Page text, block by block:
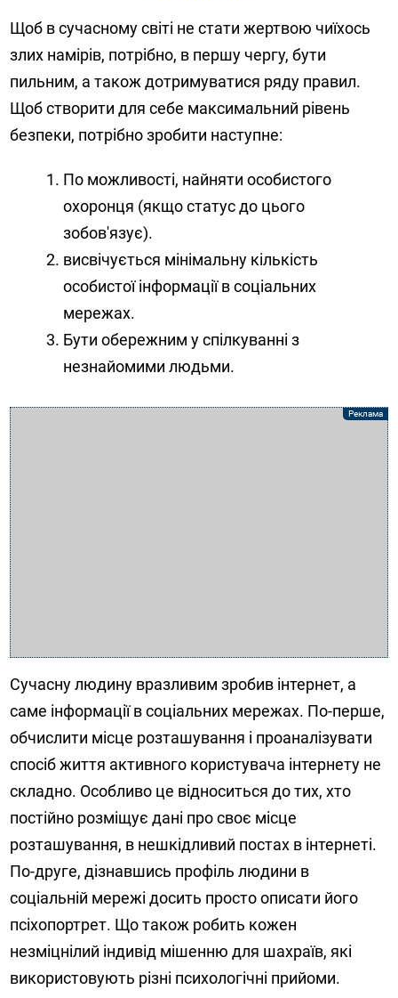
Щоб в сучасному світі не стати жертвою чиїхось
злих намірів, потрібно, в першу чергу, бути
пильним, а також дотримуватися ряду правил.
Щоб створити для себе максимальний рівень
безпеки, потрібно зробити наступне:
По можливості, найняти особистого
охоронця (якщо статус до цього
зобов'язує).
висвічується мінімальну кількість
особистої інформації в соціальних
мережах.
Бути обережним у спілкуванні з
незнайомими людьми.
Сучасну людину вразливим зробив інтернет, а
саме інформації в соціальних мережах. По-перше,
обчислити місце розташування і проаналізувати
спосіб життя активного користувача інтернету не
складно. Особливо це відноситься до тих, хто
постійно розміщує дані про своє місце
розташування, в нешкідливий постах в інтернеті.
По-друге, дізнавшись профіль людини в
соціальній мережі досить просто описати його
псіхопортрет. Що також робить кожен
незміцнілий індивід мішенню для шахраїв, які
використовують різні психологічні прийоми.